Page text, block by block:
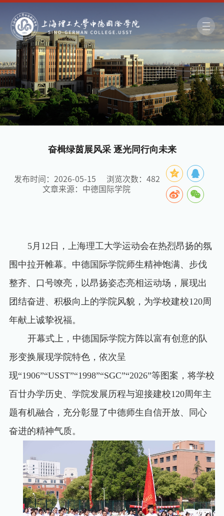
奋楫绿茵展风采 逐光同行向未来
发布时间：2026-05-15 浏览次数：482
文章来源：中德国际学院
5月 12 日，上海理工大学运动会在热烈昂扬的氛
围中拉开帷幕。中德国际学院师生精神饱满、步伐
整齐、口号嘹亮，以昂扬姿态亮相运动场，展现出
团结奋进、积极向上的学院风貌，为学校建校120周
年献上诚挚祝福。
开幕式上，中德国际学院方阵以富有创意的队
形变换展现学院特色，依次呈
现“1906”“USST”“1998”“SGC”“2026”等图案，将学校
百廿办学历史、学院发展历程与迎接建校120周年主
题有机融合，充分彰显了中德师生自信开放、同心
奋进的精神气质。